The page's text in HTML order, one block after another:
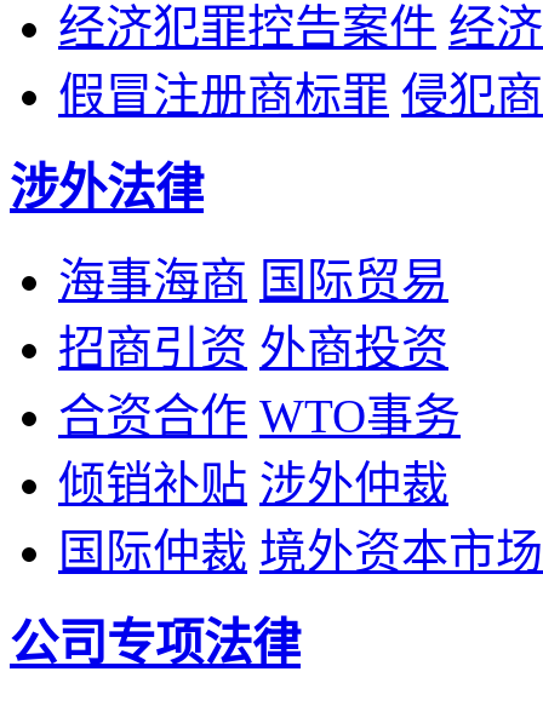
经济犯罪控告案件 经
假冒注册商标罪 侵犯
涉外法律
海事海商 国际贸易
招商引资 外商投资
合资合作 WTO事务
倾销补贴 涉外仲裁
国际仲裁 境外资本市场
公司专项法律